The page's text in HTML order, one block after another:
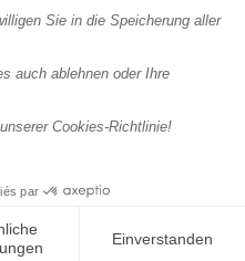
Sie in die Speicherung aller
auch ablehnen oder Ihre
Cookies-Richtlinie!
par
Einverstanden
Sort by
von Öffnungen und Klicks) zu.
und Ihre Rechte in Bezug auf
: BE0460919650 -
Sitemap